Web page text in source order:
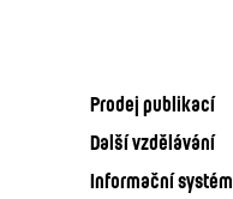
Prodej publikací
Další vzdělávání
Informační systém